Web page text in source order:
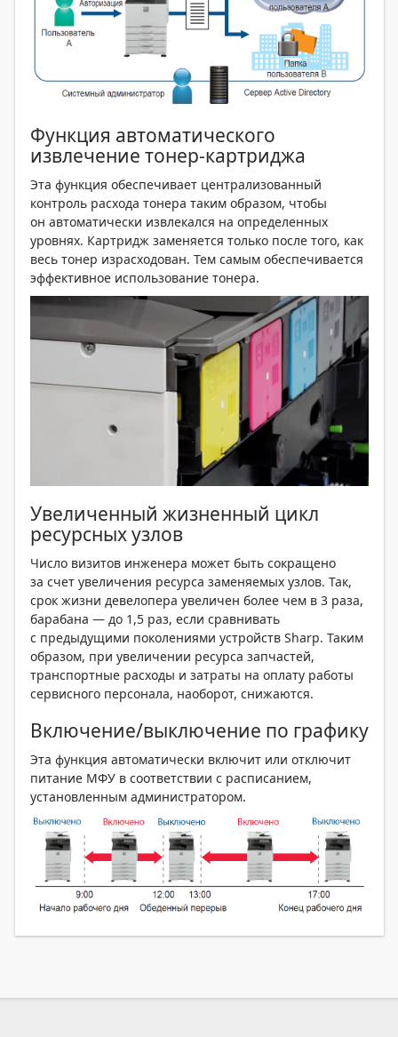
Функция автоматического
извлечение тонер-картриджа
Эта функция обеспечивает централизованный
контроль расхода тонера таким образом, чтобы
он автоматически извлекался на определенных
уровнях. Картридж заменяется только после того, как
весь тонер израсходован. Тем самым обеспечивается
эффективное использование тонера.
Увеличенный жизненный цикл
ресурсных узлов
Число визитов инженера может быть сокращено
за счет увеличения ресурса заменяемых узлов. Так,
срок жизни девелопера увеличен более чем в 3 раза,
барабана — до 1,5 раз, если сравнивать
с предыдущими поколениями устройств Sharp. Таким
образом, при увеличении ресурса запчастей,
транспортные расходы и затраты на оплату работы
сервисного персонала, наоборот, снижаются.
Включение/выключение по графику
Эта функция автоматически включит или отключит
питание МФУ в соответствии с расписанием,
установленным администратором.